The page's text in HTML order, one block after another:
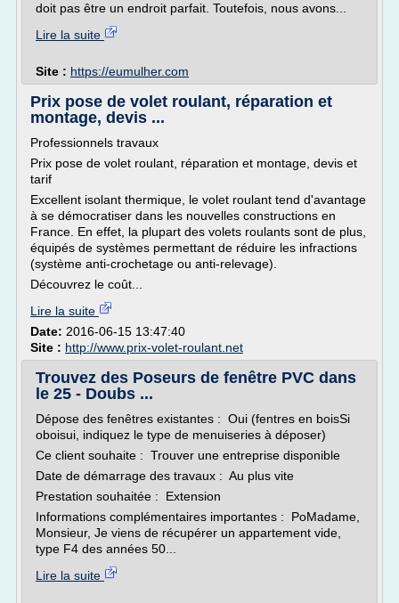
doit pas être un endroit parfait. Toutefois, nous avons...
Lire la suite
Site : https://eumulher.com
Prix pose de volet roulant, réparation et
montage, devis ...
Professionnels travaux
Prix pose de volet roulant, réparation et montage, devis et
tarif
Excellent isolant thermique, le volet roulant tend d'avantage
à se démocratiser dans les nouvelles constructions en
France. En effet, la plupart des volets roulants sont de plus,
équipés de systèmes permettant de réduire les infractions
(système anti-crochetage ou anti-relevage).
Découvrez le coût...
Lire la suite
Date: 2016-06-15 13:47:40
Site : http://www.prix-volet-roulant.net
Trouvez des Poseurs de fenêtre PVC dans
le 25 - Doubs ...
Dépose des fenêtres existantes : Oui (fentres en boisSi
oboisui, indiquez le type de menuiseries à déposer)
Ce client souhaite : Trouver une entreprise disponible
Date de démarrage des travaux : Au plus vite
Prestation souhaitée : Extension
Informations complémentaires importantes : PoMadame,
Monsieur, Je viens de récupérer un appartement vide,
type F4 des années 50...
Lire la suite